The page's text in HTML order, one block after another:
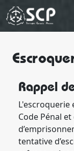
Rappel
L'escroquerie
Code Pénal
tentative